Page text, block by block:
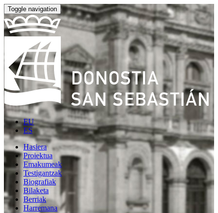
Toggle navigation
EU
ES
Hasiera
Proiektua
Emakumeak
Testigantzak
Biografiak
Bilaketa
Berriak
Harremana